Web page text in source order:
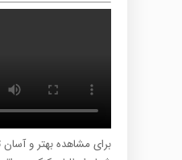
برای مشاهده بهتر و آسان